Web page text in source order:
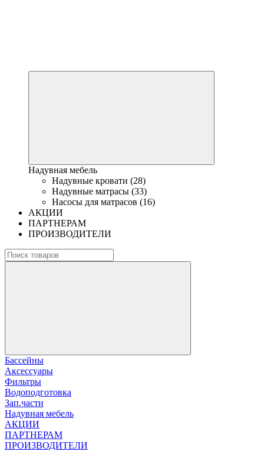
Надувная мебель
Надувные кровати (28)
Надувные матрасы (33)
Насосы для матрасов (16)
АКЦИИ
ПАРТНЕРАМ
ПРОИЗВОДИТЕЛИ
Бассейны
Аксессуары
Фильтры
Водоподготовка
Зап.части
Надувная мебель
АКЦИИ
ПАРТНЕРАМ
ПРОИЗВОДИТЕЛИ